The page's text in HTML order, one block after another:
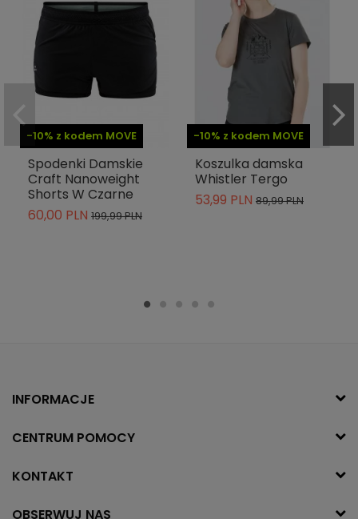
-10% z kodem MOVE
Spodenki Damskie
Craft Nanoweight
Shorts W Czarne
60,00 PLN 199,99 PLN
-10% z kodem MOVE
Koszulka damska
Whistler Tergo
53,99 PLN 89,99 PLN
INFORMACJE
CENTRUM POMOCY
KONTAKT
OBSERWUJ NAS